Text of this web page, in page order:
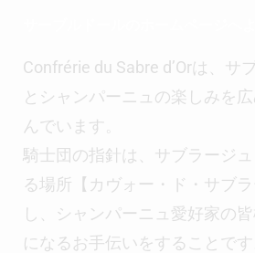
Confrérie du Sabre d’Orは、サ
とシャンパーニュの楽しみを
んでいます。
騎士団の指針は、サブラージ
る場所【カヴォー・ド・サブ
し、シャンパーニュ愛好家の
になるお手伝いをすることです